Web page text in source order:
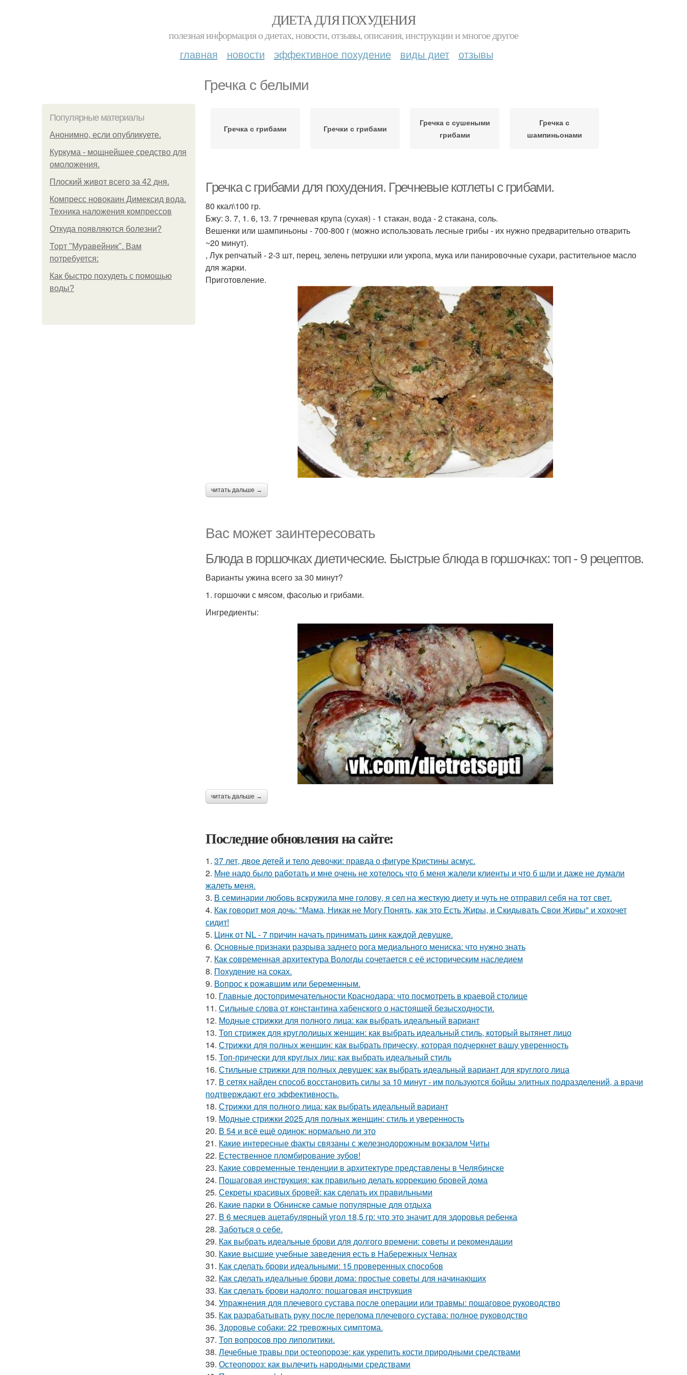
ДИЕТА ДЛЯ ПОХУДЕНИЯ
полезная информация о диетах, новости, отзывы, описания, инструкции и многое другое
главная новости эффективное похудение виды диет отзывы
Гречка с белыми
Популярные материалы
Анонимно, если опубликуете.
Куркума - мощнейшее средство для
омоложения.
Плоский живот всего за 42 дня.
Компресс новокаин Димексид вода.
Техника наложения компрессов
Откуда появляются болезни?
Торт "Муравейник". Вам
потребуется:
Как быстро похудеть с помощью
воды?
Гречка с грибами Гречки с грибами
Гречка с сушеными
грибами
Гречка с
шампиньонами
Гречка с грибами для похудения. Гречневые котлеты с грибами.
80 ккал\100 гр.
Бжу: 3. 7, 1. 6, 13. 7 гречневая крупа (сухая) - 1 стакан, вода - 2 стакана, соль.
Вешенки или шампиньоны - 700-800 г (можно использовать лесные грибы - их нужно предварительно отварить
~20 минут).
, Лук репчатый - 2-3 шт, перец, зелень петрушки или укропа, мука или панировочные сухари, растительное масло
для жарки.
Приготовление.
читать дальше →
Вас может заинтересовать
Блюда в горшочках диетические. Быстрые блюда в горшочках: топ - 9 рецептов.
Варианты ужина всего за 30 минут?
1. горшочки с мясом, фасолью и грибами.
Ингредиенты:
читать дальше →
Последние обновления на сайте:
1. 37 лет, двое детей и тело девочки: правда о фигуре Кристины асмус.
2. Мне надо было работать и мне очень не хотелось что б меня жалели клиенты и что б шли и даже не думали
жалеть меня.
3. В семинарии любовь вскружила мне голову, я сел на жесткую диету и чуть не отправил себя на тот свет.
4. Как говорит моя дочь: "Мама, Никак не Могу Понять, как это Есть Жиры, и Скидывать Свои Жиры" и хохочет
сидит!
5. Цинк от NL - 7 причин начать принимать цинк каждой девушке.
6. Основные признаки разрыва заднего рога медиального мениска: что нужно знать
7. Как современная архитектура Вологды сочетается с её историческим наследием
8. Похудение на соках.
9. Вопрос к рожавшим или беременным.
10. Главные достопримечательности Краснодара: что посмотреть в краевой столице
11. Сильные слова от константина хабенского о настоящей безысходности.
12. Модные стрижки для полного лица: как выбрать идеальный вариант
13. Топ стрижек для круглолицых женщин: как выбрать идеальный стиль, который вытянет лицо
14. Стрижки для полных женщин: как выбрать прическу, которая подчеркнет вашу уверенность
15. Топ-прически для круглых лиц: как выбрать идеальный стиль
16. Стильные стрижки для полных девушек: как выбрать идеальный вариант для круглого лица
17. В сетях найден способ восстановить силы за 10 минут - им пользуются бойцы элитных подразделений, а врачи
подтверждают его эффективность.
18. Стрижки для полного лица: как выбрать идеальный вариант
19. Модные стрижки 2025 для полных женщин: стиль и уверенность
20. В 54 и всё ещё одинок: нормально ли это
21. Какие интересные факты связаны с железнодорожным вокзалом Читы
22. Естественное пломбирование зубов!
23. Какие современные тенденции в архитектуре представлены в Челябинске
24. Пошаговая инструкция: как правильно делать коррекцию бровей дома
25. Секреты красивых бровей: как сделать их правильными
26. Какие парки в Обнинске самые популярные для отдыха
27. В 6 месяцев ацетабулярный угол 18,5 гр: что это значит для здоровья ребенка
28. Заботься о себе.
29. Как выбрать идеальные брови для долгого времени: советы и рекомендации
30. Какие высшие учебные заведения есть в Набережных Челнах
31. Как сделать брови идеальными: 15 проверенных способов
32. Как сделать идеальные брови дома: простые советы для начинающих
33. Как сделать брови надолго: пошаговая инструкция
34. Упражнения для плечевого сустава после операции или травмы: пошаговое руководство
35. Как разрабатывать руку после перелома плечевого сустава: полное руководство
36. Здоровье собаки: 22 тревожных симптома.
37. Топ вопросов про липолитики.
38. Лечебные травы при остеопорозе: как укрепить кости природными средствами
39. Остеопороз: как вылечить народными средствами